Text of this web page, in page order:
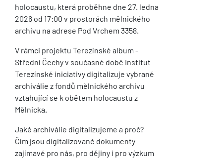
holocaustu, která proběhne dne 27. ledna
2026 od 17:00 v prostorách mělnického
archivu na adrese Pod Vrchem 3358.
V rámci projektu Terezínské album -
Střední Čechy v současné době Institut
Terezínské iniciativy digitalizuje vybrané
archiválie z fondů mělnického archivu
vztahující se k obětem holocaustu z
Mělnicka.
Jaké archiválie digitalizujeme a proč?
Čím jsou digitalizované dokumenty
zajímavé pro nás, pro dějiny i pro výzkum